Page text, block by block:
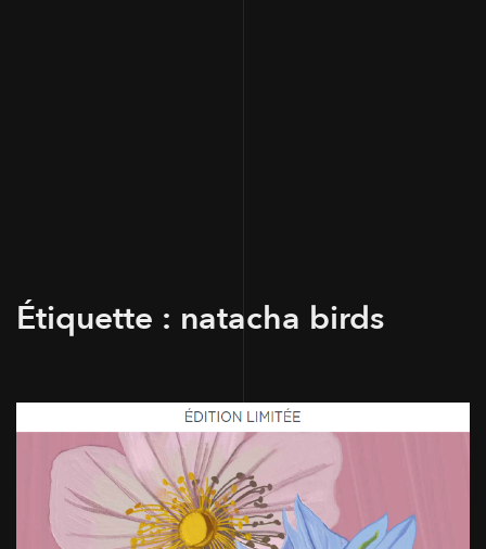
Étiquette : natacha birds